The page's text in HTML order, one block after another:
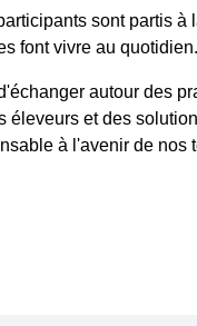
sont partis à
font vivre au quotidien.
autour des
éleveurs et des
à l'avenir de nos